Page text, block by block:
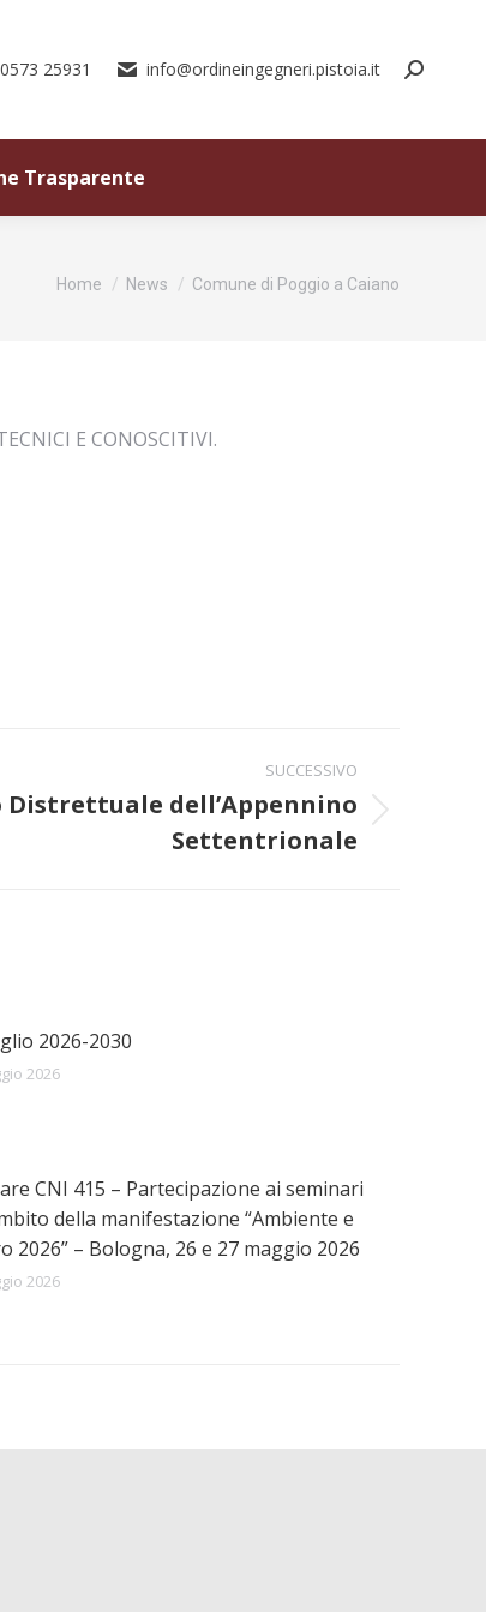
0573 25931 info@ordineingegneri.pistoia.it
Trasparente
Tu sei qui:
Home News Comune di Poggio a Caiano
E CONOSCITIVI.
SUCCESSIVO
dell’Appennino
Settentrionale
2026-2030
2026
CNI 415 – Partecipazione ai seminari
della manifestazione “Ambiente e
2026” – Bologna, 26 e 27 maggio 2026
2026